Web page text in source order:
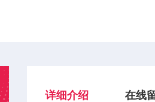
详细介绍 在线